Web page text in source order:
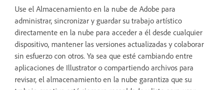
Use el Almacenamiento en la nube de Adobe para
administrar, sincronizar y guardar su trabajo artístico
directamente en la nube para acceder a él desde cualquier
dispositivo, mantener las versiones actualizadas y colaborar
sin esfuerzo con otros. Ya sea que esté cambiando entre
aplicaciones de Illustrator o compartiendo archivos para
revisar, el almacenamiento en la nube garantiza que su